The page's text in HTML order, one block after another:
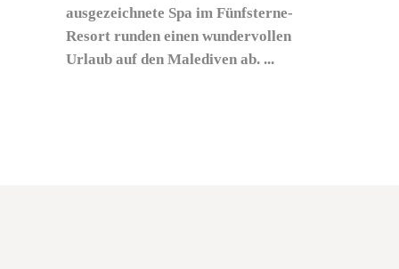
ausgezeichnete Spa im Fünfsterne-
Resort runden einen wundervollen
Urlaub auf den Malediven ab.